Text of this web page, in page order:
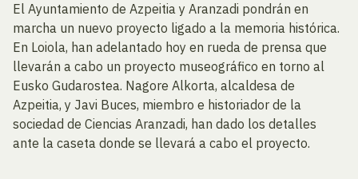
El Ayuntamiento de Azpeitia y Aranzadi pondrán en
marcha un nuevo proyecto ligado a la memoria histórica.
En Loiola, han adelantado hoy en rueda de prensa que
llevarán a cabo un proyecto museográfico en torno al
Eusko Gudarostea. Nagore Alkorta, alcaldesa de
Azpeitia, y Javi Buces, miembro e historiador de la
sociedad de Ciencias Aranzadi, han dado los detalles
ante la caseta donde se llevará a cabo el proyecto.